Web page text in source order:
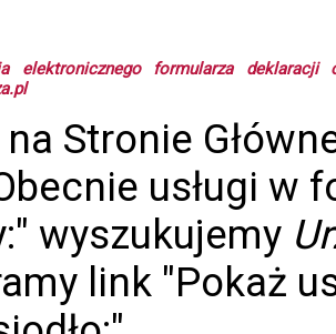
elektronicznego formularza
na Stronie
usługi w
wyszukujemy
link "Pokaż